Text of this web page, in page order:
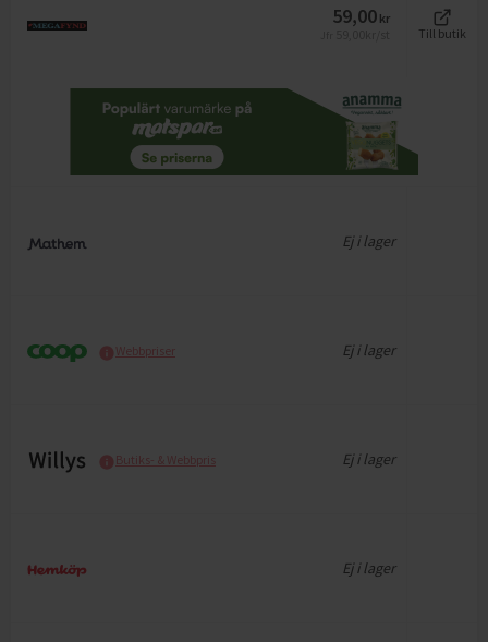
59,00 kr
Till butik
Ej i lager
Webbpriser Ej i lager
Butiks- & Webbpris Ej i lager
Ej i lager